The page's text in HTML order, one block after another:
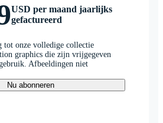
USD per maand jaarlijks
gefactureerd
tot onze volledige collectie
graphics die zijn vrijgegeven
Afbeeldingen niet
Nu abonneren